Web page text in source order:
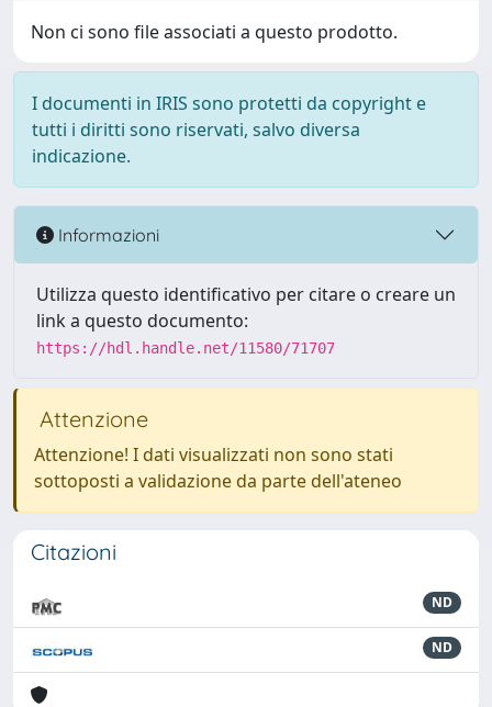
Non ci sono file associati a questo prodotto.
I documenti in IRIS sono protetti da copyright e
tutti i diritti sono riservati, salvo diversa
indicazione.
Informazioni
Utilizza questo identificativo per citare o creare un
link a questo documento:
https://hdl.handle.net/11580/71707
Attenzione
Attenzione! I dati visualizzati non sono stati
sottoposti a validazione da parte dell'ateneo
Citazioni
ND
ND